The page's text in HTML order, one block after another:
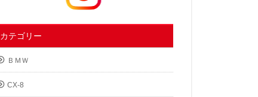
カテゴリー
ＢＭＷ
CX-8